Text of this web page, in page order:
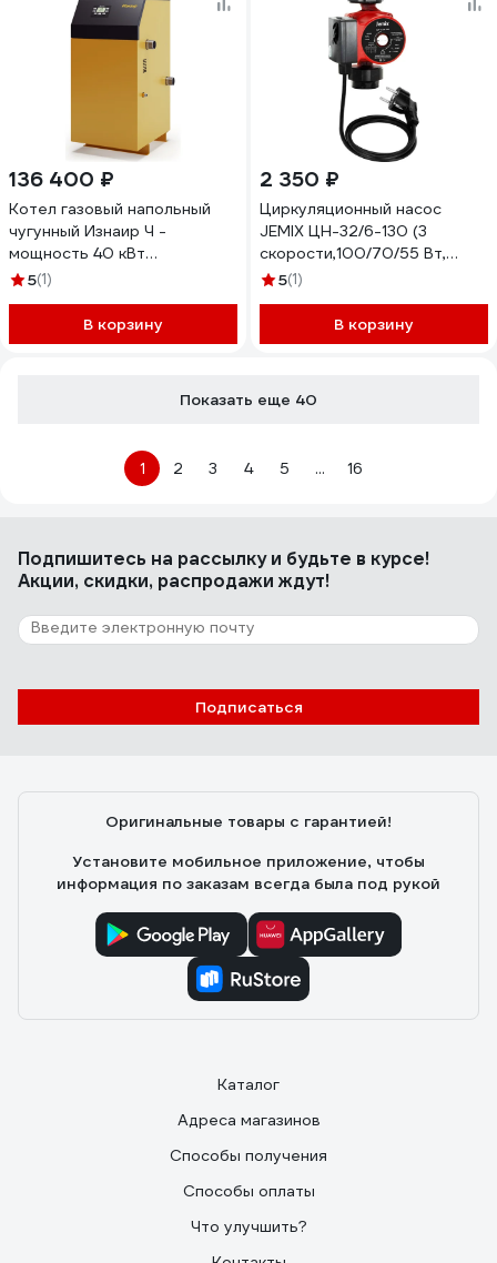
136 400 ₽
Котел газовый напольный
чугунный Изнаир Ч -
мощность 40 кВт
4687205582348
5(1)
В корзину
2 350 ₽
Циркуляционный насос
JEMIX ЦН-32/6-130 (3
скорости,100/70/55 Вт,
производ. 55/48/36 л/мин.)
5(1)
В корзину
Показать еще 40
1 2 3 4 5 ... 16
Подпишитесь на рассылкуи будьте в курсе!
Акции, скидки, распродажи ждут!
Подписаться
Оригинальные товары с гарантией!
Установите мобильное приложение, чтобы
информация по заказам всегда была под рукой
Каталог
Адреса магазинов
Способы получения
Способы оплаты
Что улучшить?